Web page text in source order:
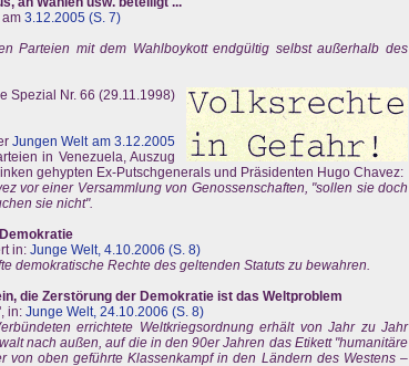
3.12.2005 (S. 7)
Parteien mit dem Wahlboykott endgültig selbst außerhalb des
Spezial Nr. 66 (29.11.1998)
Jungen Welt am 3.12.2005
in Venezuela, Auszug
gehypten Ex-Putschgenerals und Präsidenten Hugo Chavez:
vor einer Versammlung von Genossenschaften, "sollen sie doch
sie nicht".
in: Junge Welt, 4.10.2006 (S. 8)
demokratische Rechte des geltenden Statuts zu bewahren.
die Zerstörung der Demokratie ist das Weltproblem
in: Junge Welt, 24.10.2006 (S. 8)
errichtete Weltkriegsordnung erhält von Jahr zu Jahr
nach außen, auf die in den 90er Jahren das Etikett "humanitäre
von oben geführte Klassenkampf in den Ländern des Westens –